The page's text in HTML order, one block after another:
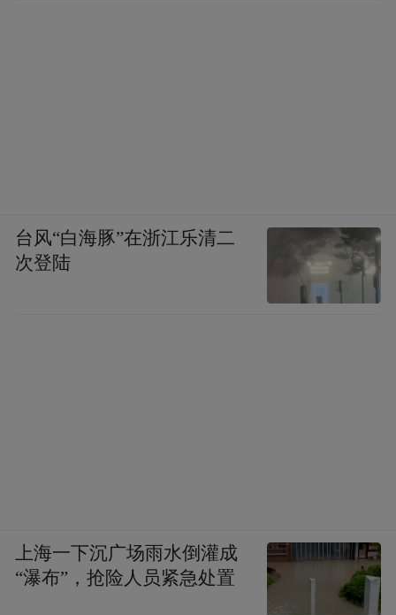
台风“白海豚”在浙江乐清二
次登陆
上海一下沉广场雨水倒灌成
“瀑布”，抢险人员紧急处置